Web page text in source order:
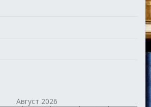
Август 2026